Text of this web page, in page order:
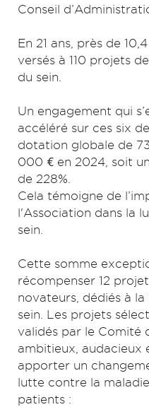
Conseil
En 21 ans, près de
versés à 110 projets
du sein.
Un engagement qui
accéléré sur ces six
dotation globale de
000 € en 2024, soit
de 228%.
Cela témoigne de
l'Association dans la
sein.
Cette somme
récompenser 12
novateurs, dédiés à
sein. Les projets
validés par le Comité
ambitieux, audacieux
apporter un
lutte contre la
patients :